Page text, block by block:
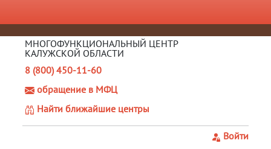
МНОГОФУНКЦИОНАЛЬНЫЙ ЦЕНТР
КАЛУЖСКОЙ ОБЛАСТИ
8 (800) 450-11-60
обращение в МФЦ
Найти ближайшие центры
Войти